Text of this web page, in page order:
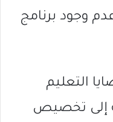
وجود برنامج
التعليم
إلى تخصيص